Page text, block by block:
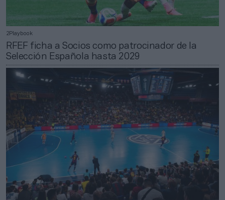
2Playbook
RFEF ficha a Socios como patrocinador de la
Selección Española hasta 2029